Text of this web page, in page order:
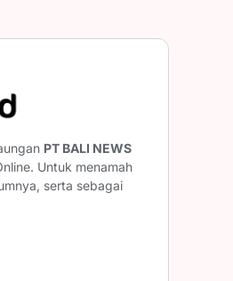
PT BALI NEWS
Untuk menamah
serta sebagai